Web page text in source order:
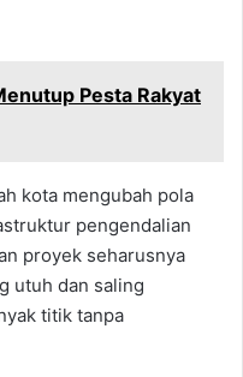
Pesta Rakyat
kota mengubah pola
pengendalian
proyek seharusnya
utuh dan saling
titik tanpa